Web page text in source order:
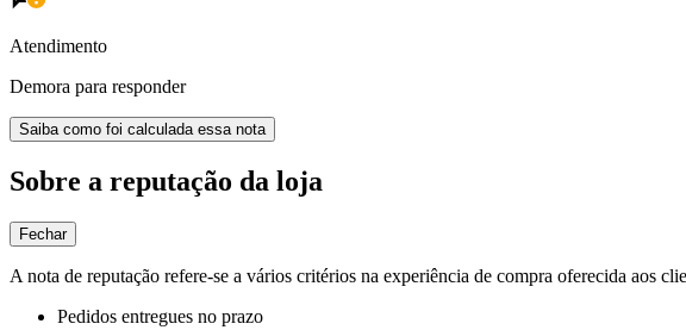
Atendimento
Demora para responder
Saiba como foi calculada essa nota
Sobre a reputação da loja
Fechar
A nota de reputação refere-se a vários critérios na experiência de compra oferecida aos
Pedidos entregues no prazo